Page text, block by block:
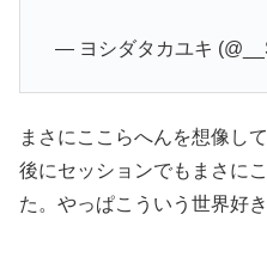
— ヨシダタカユキ
まさにここらへんを想像し
後にセッションでもまさに
た。やっぱこういう世界好